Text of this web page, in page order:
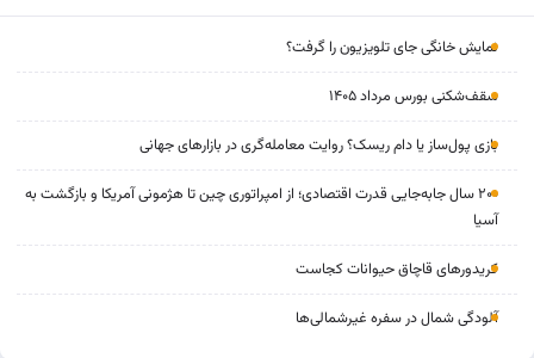
نمایش خانگی جای تلویزیون را گرفت؟
سقف‌شکنی بورس مرداد ۱۴۰۵
بازی پول‌ساز یا دام ریسک؟ روایت معامله‌گری در بازارهای جهانی
۲۰۰ سال جابه‌جایی قدرت اقتصادی؛ از امپراتوری چین تا هژمونی آمریکا و بازگشت به
آسیا
کریدورهای قاچاق حیوانات کجاست
آلودگی شمال در سفره غیرشمالی‌ها